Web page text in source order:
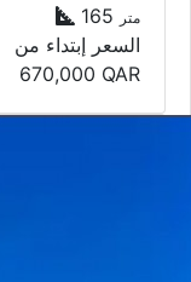
165
متر
السعر إبتداء من
670,000 QAR